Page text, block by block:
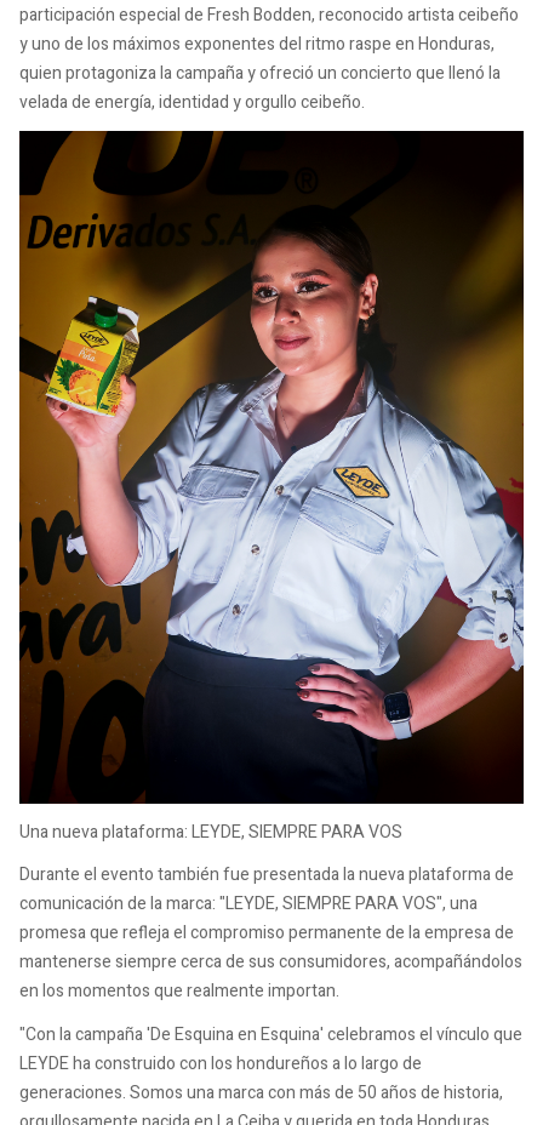
participación especial de Fresh Bodden, reconocido artista ceibeño
y uno de los máximos exponentes del ritmo raspe en Honduras,
quien protagoniza la campaña y ofreció un concierto que llenó la
velada de energía, identidad y orgullo ceibeño.
Una nueva plataforma: LEYDE, SIEMPRE PARA VOS
Durante el evento también fue presentada la nueva plataforma de
comunicación de la marca: "LEYDE, SIEMPRE PARA VOS", una
promesa que refleja el compromiso permanente de la empresa de
mantenerse siempre cerca de sus consumidores, acompañándolos
en los momentos que realmente importan.
"Con la campaña 'De Esquina en Esquina' celebramos el vínculo que
LEYDE ha construido con los hondureños a lo largo de
generaciones. Somos una marca con más de 50 años de historia,